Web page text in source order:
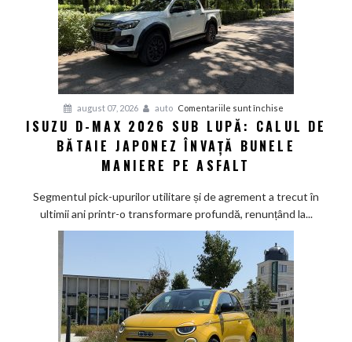
august 07, 2026 auto Comentariile sunt închise
Isuzu
D-
sub
lupă:
de
bătaie
japonez
învață
bunele
maniere
ISUZU D-MAX 2026 SUB LUPĂ: CALUL DE
BĂTAIE JAPONEZ ÎNVAȚĂ BUNELE
MANIERE PE ASFALT
Segmentul pick-upurilor utilitare și de agrement a trecut în
ultimii ani printr-o transformare profundă, renunțând la...